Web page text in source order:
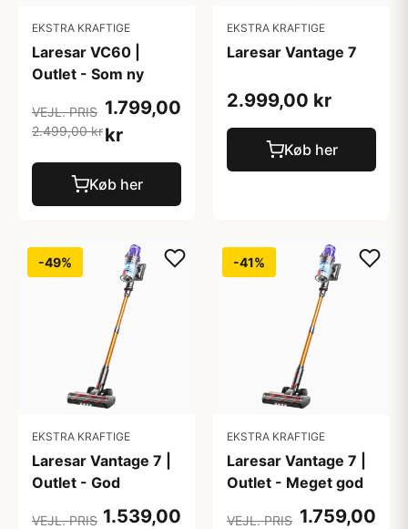
EKSTRA KRAFTIGE
Laresar VC60 |
Outlet - Som ny
VEJL. PRIS
2.499,00 kr
1.799,00
kr
Køb her
EKSTRA KRAFTIGE
Laresar Vantage 7
2.999,00 kr
Køb her
-49%
EKSTRA KRAFTIGE
Laresar Vantage 7 |
Outlet - God
VEJL. PRIS 1.539,00
-41%
EKSTRA KRAFTIGE
Laresar Vantage 7 |
Outlet - Meget god
VEJL. PRIS 1.759,00